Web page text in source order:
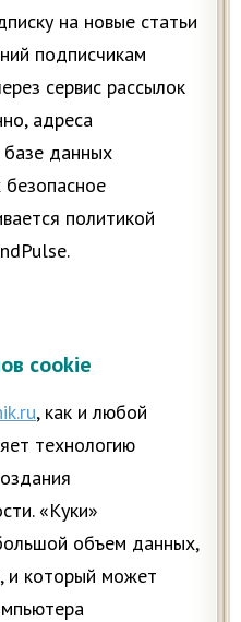
на новые статьи
подписчикам
сервис рассылок
адреса
базе данных
безопасное
политикой
cookie
, как и любой
технологию
«Куки»
объем данных,
и который может